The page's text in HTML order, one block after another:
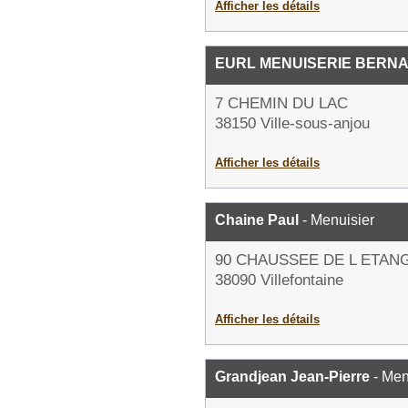
Afficher les détails
EURL MENUISERIE
7 CHEMIN DU LAC
38150 Ville-sous-anjou
Afficher les détails
Chaine Paul - Menuisier
90 CHAUSSEE DE L
38090 Villefontaine
Afficher les détails
Grandjean Jean-Pierre -